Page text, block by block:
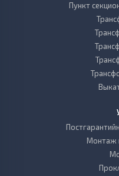
Пункт
Монтаж